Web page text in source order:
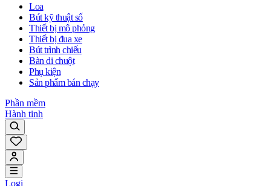
Loa
Bút kỹ thuật số
Thiết bị mô phỏng
Thiết bị đua xe
Bút trình chiếu
Bàn di chuột
Phụ kiện
Sản phẩm bán chạy
Phần mềm
Hành tinh
Logi